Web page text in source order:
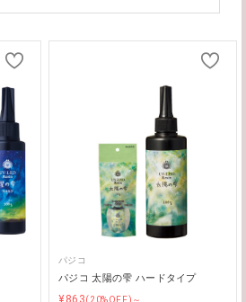
パジコ
パジコ 太陽の雫 ハードタイプ
¥863(20%OFF)～